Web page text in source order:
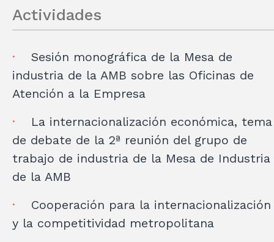
Actividades
Sesión monográfica de la Mesa de
industria de la AMB sobre las Oficinas de
Atención a la Empresa
La internacionalización económica, tema
de debate de la 2ª reunión del grupo de
trabajo de industria de la Mesa de Industria
de la AMB
Cooperación para la internacionalización
y la competitividad metropolitana